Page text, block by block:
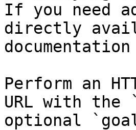
If you need
directly
Perform an
URL with the
optional